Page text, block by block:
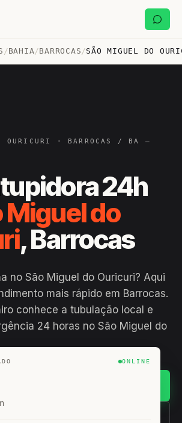
/BAHIA/BARROCAS /SÃO MIGUEL DO
OURICURI · BARROCAS / BA —
24h
Miguel do
, Barrocas
no São Miguel do Ouricuri? Aqui
mais rápido em Barrocas.
conhece a tubulação local e
24 horas no São Miguel do
(11) 93407-8838
ONLINE